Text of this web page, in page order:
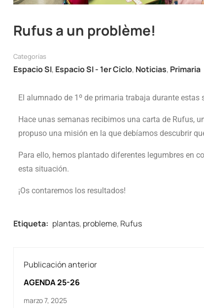
Rufus a un problème!
Categorías
Espacio SI, Espacio SI - 1er Ciclo, Noticias, Primaria
El alumnado de 1º de primaria trabaja durante
Hace unas semanas recibimos una carta de Rufus,
propuso una misión en la que debíamos descubrir
Para ello, hemos plantado diferentes legumbres en
esta situación.
¡Os contaremos los resultados!
Etiqueta: plantas, probleme, Rufus
Publicación anterior
AGENDA 25-26
marzo 7, 2025